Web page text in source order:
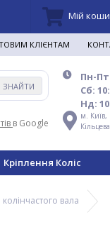
Мій
КЛІЄНТАМ
ЗНАЙТИ
в Google
Пн-
Сб:
Нд:
м. Київ,
Кріплення Коліс
вала